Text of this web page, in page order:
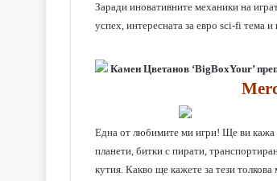
Заради иновативните механики на
успех, интересната за евро sci-fi тема
Камен Цветанов ‘BigBoxYour’
Една от любимите ми игри! Ще ви кажа
планети, битки с пирати,
кутия. Какво ще кажете за тези